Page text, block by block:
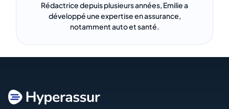
Rédactrice depuis plusieurs années, Emilie a
développé une expertise en assurance,
notamment auto et santé.